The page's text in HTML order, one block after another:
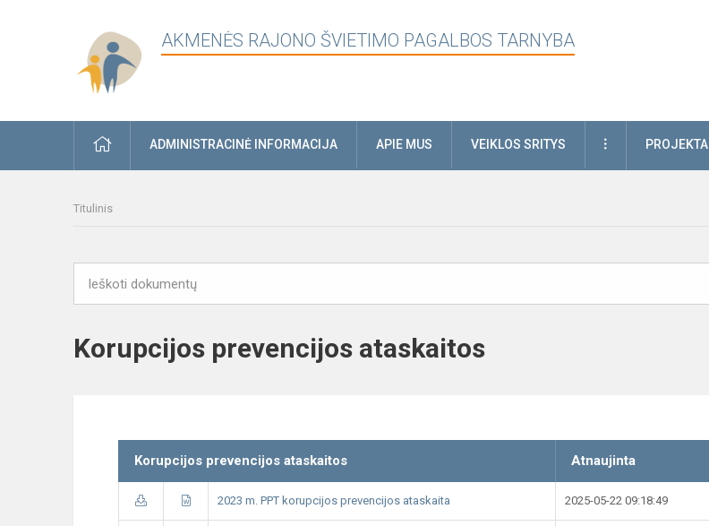
AKMENĖS RAJONO ŠVIETIMO PAGALBOS TARNYBA
PRADŽIAADMINISTRACINĖ INFORMACIJA APIE MUS VEIKLOS SRITYS DAUGIAUPROJEKTAI
Titulinis
Korupcijos prevencijos ataskaitos
Korupcijos prevencijos ataskaitos Atnaujinta
2023 m. PPT korupcijos prevencijos ataskaita 2025-05-22 09:18:49